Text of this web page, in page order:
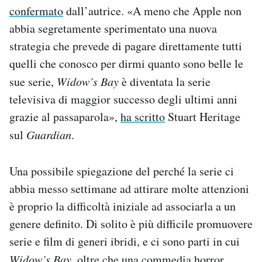
confermatodall’autrice. «A meno che Apple non
abbia segretamente sperimentato una nuova
strategia che prevede di pagare direttamente tutti
quelli che conosco per dirmi quanto sono belle le
sue serie, Widow’s Bayè diventata la serie
televisiva di maggior successo degli ultimi anni
grazie al passaparola», ha scritto Stuart Heritage
sul Guardian.
Una possibile spiegazione del perché la serie ci
abbia messo settimane ad attirare molte attenzioni
è proprio la difficoltà iniziale ad associarla a un
genere definito. Di solito è più difficile promuovere
serie e film di generi ibridi, e ci sono parti in cui
Widow’s Bay